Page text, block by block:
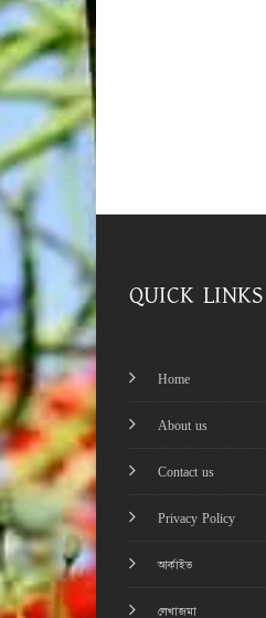
QUICK LINKS
Home
About us
Contact us
Privacy Policy
আর্কাইভ
লেখাজমা